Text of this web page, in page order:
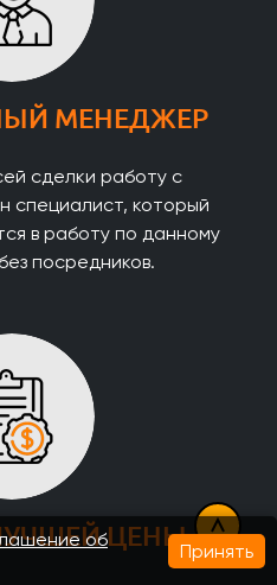
МЕНЕДЖЕР
сделки работу с
специалист, который
в работу по данному
посредников.
ЦЕНЫ
об
Принять